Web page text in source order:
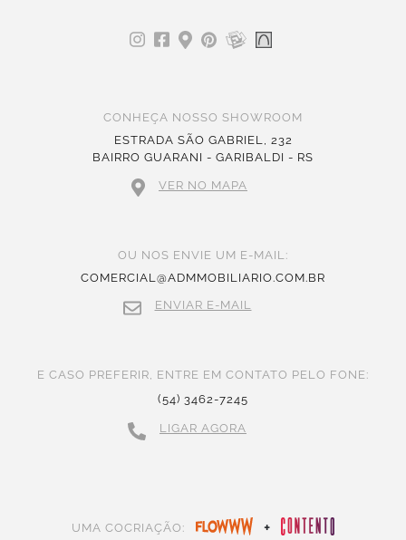
CONHEÇA NOSSO SHOWROOM
ESTRADA SÃO GABRIEL, 232
BAIRRO GUARANI - GARIBALDI - RS
VER NO MAPA
OU NOS ENVIE UM E-MAIL:
COMERCIAL@ADMMOBILIARIO.COM.BR
ENVIAR E-MAIL
E CASO PREFERIR, ENTRE EM CONTATO PELO FONE:
(54) 3462-7245
LIGAR AGORA
UMA COCRIAÇÃO: +